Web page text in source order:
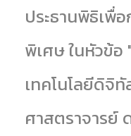
ประธานพิธิเพื่
พิเศษ ในหัวข้อ
เทคโนโลยีดิจิ
ศาสตราจารย์